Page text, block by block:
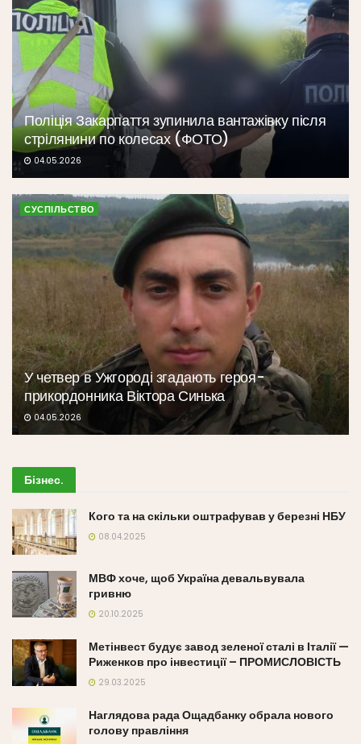
Поліція Закарпаття зупинила вантажівку після
стрілянини по колесах (ФОТО)
04.05.2026
СУСПІЛЬСТВО
У четвер в Ужгороді згадають героя-
прикордонника Віктора Синька
04.05.2026
Бізнес.
Кого та на скільки оштрафував у березні НБУ
08.04.2025
МВФ хоче, щоб Україна девальвувала
гривню
20.10.2025
Метінвест будує завод зеленої сталі в Італії —
Риженков про інвестиції – ПРОМИСЛОВІСТЬ
29.03.2025
Наглядова рада Ощадбанку обрала нового
голову правління